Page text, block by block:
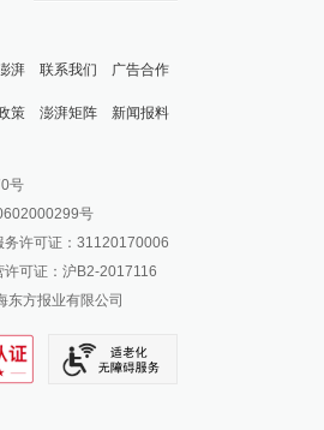
师招聘存在
湃 联系我们 广告合作
策 澎湃矩阵
新闻公众号
新闻抖音号
万物开放平台
TONE
新闻报料
号
号
务许可证：31120170006
许可证：沪B2-2017116
东方报业有限公司